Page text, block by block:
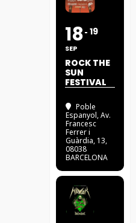
18
SEP
19
ROCK THE
SUN
FESTIVAL
Poble
Espanyol, Av.
Francesc
Ferrer i
Guàrdia, 13,
08038
BARCELONA